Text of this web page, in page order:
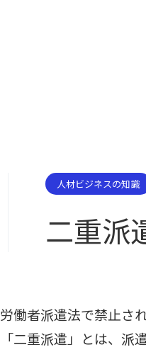
人材ビジネスの知識
二重派
労働者派遣法で禁止さ
「二重派遣」とは、